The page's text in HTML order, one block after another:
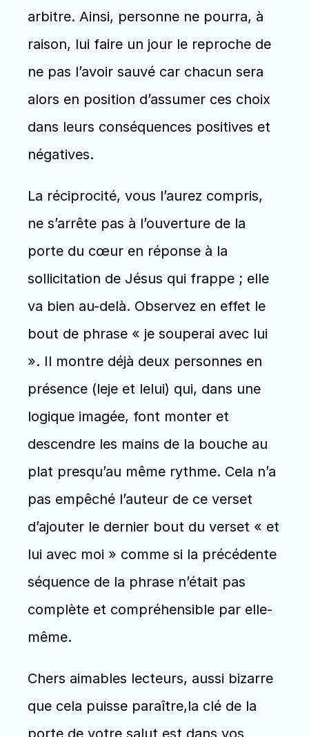
arbitre. Ainsi, personne ne pourra, à
raison, lui faire un jour le reproche de
ne pas l’avoir sauvé car chacun sera
alors en position d’assumer ces choix
dans leurs conséquences positives et
négatives.
La réciprocité, vous l’aurez compris,
ne s’arrête pas à l’ouverture de la
porte du cœur en réponse à la
sollicitation de Jésus qui frappe ; elle
va bien au-delà. Observez en effet le
bout de phrase « je souperai avec lui
». Il montre déjà deux personnes en
présence (leje et lelui) qui, dans une
logique imagée, font monter et
descendre les mains de la bouche au
plat presqu’au même rythme. Cela n’a
pas empêché l’auteur de ce verset
d’ajouter le dernier bout du verset « et
lui avec moi » comme si la précédente
séquence de la phrase n’était pas
complète et compréhensible par elle-
même.
Chers aimables lecteurs, aussi bizarre
que cela puisse paraître,la clé de la
porte de votre salut est dans vos